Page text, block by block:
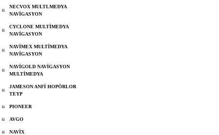
NECVOX MULTLMEDYA
NAVİGASYON
CYCLONE MULTİMEDYA
NAVİGASYON
NAVİMEX MULTİMEDYA
NAVİGASYON
NAVİGOLD NAVİGASYON
MULTİMEDYA
JAMESON ANFİ HOPÖRLOR
TEYP
PIONEER
AVGO
NAVİX